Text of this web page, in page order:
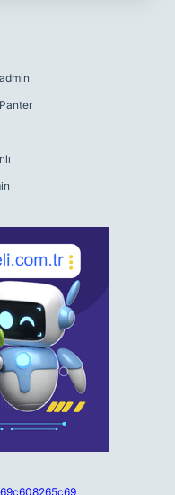
admin
Panter